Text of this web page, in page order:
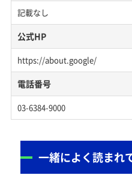
記載なし
公式HP
https://about.google/
電話番号
03-6384-9000
一緒によく読まれ